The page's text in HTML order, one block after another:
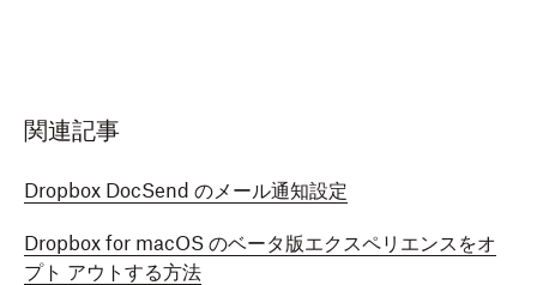
関連記事
Dropbox DocSend のメール通知設定
Dropbox for macOS のベータ版エクスペリエンスをオ
プト アウトする方法